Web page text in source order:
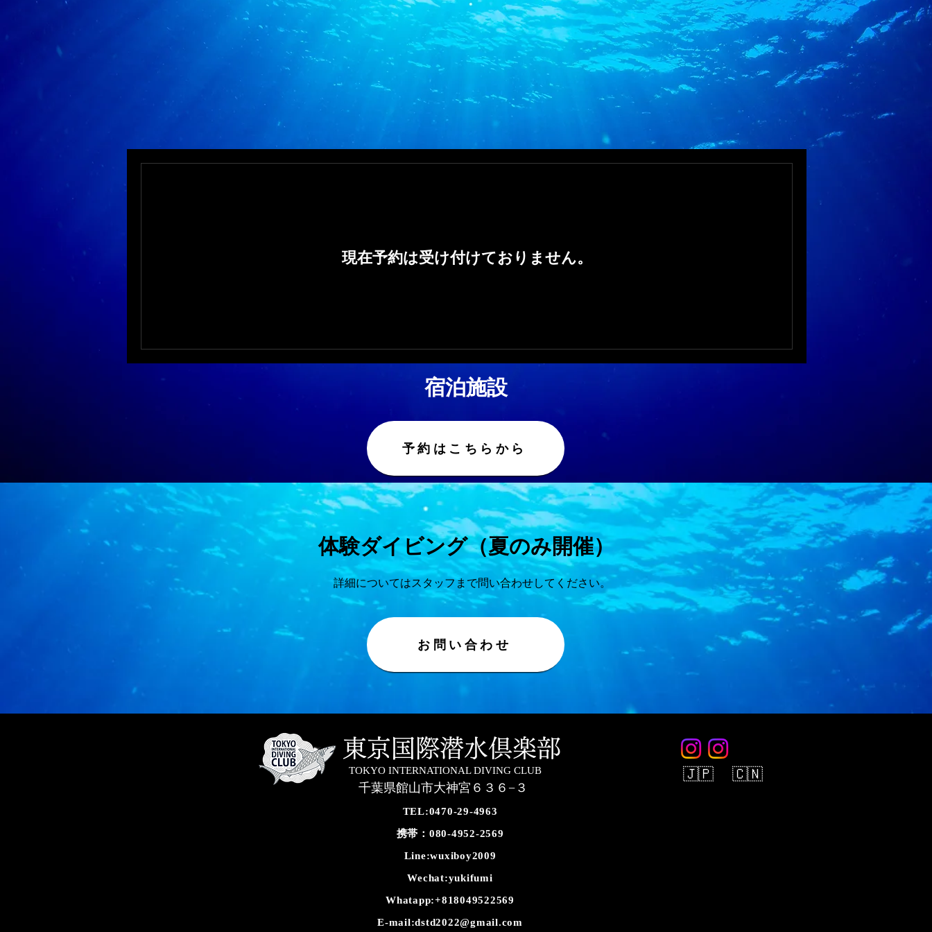
現在予約は受け付けておりません。
宿泊施設
予約はこちらから
体験ダイビング（夏のみ開催）
詳細についてはスタッフまで問い合わせしてください。
お問い合わせ
東京国際潜水倶楽部
TOKYO INTERNATIONAL DIVING CLUB
千葉県館山市大神宮６３６−３
🇯🇵 🇨🇳
TEL:0470-29-4963
携帯：080-4952-2569
Line:wuxiboy2009
Wechat:yukifumi
Whatapp:+818049522569
E-mail:dstd2022@gmail.com